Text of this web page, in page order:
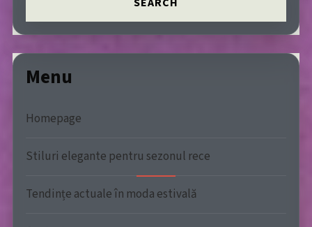
Menu
Homepage
Stiluri elegante pentru sezonul rece
Tendințe actuale în moda estivală